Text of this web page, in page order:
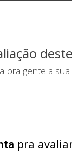
pra gente a
pra